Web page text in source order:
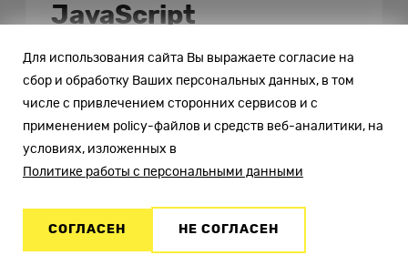
JavaScript
Грамотный старт сэкономит ваше
время и превратит обучение в
увлекательное путешествие.
Для использования сайта Вы выражаете согласие на
сбор и обработку Ваших персональных данных, в том
числе с привлечением сторонних сервисов и с
применением policy-файлов и средств веб-аналитики, на
условиях, изложенных в
Политике работы с персональными данными
СОГЛАСЕН НЕ СОГЛАСЕН